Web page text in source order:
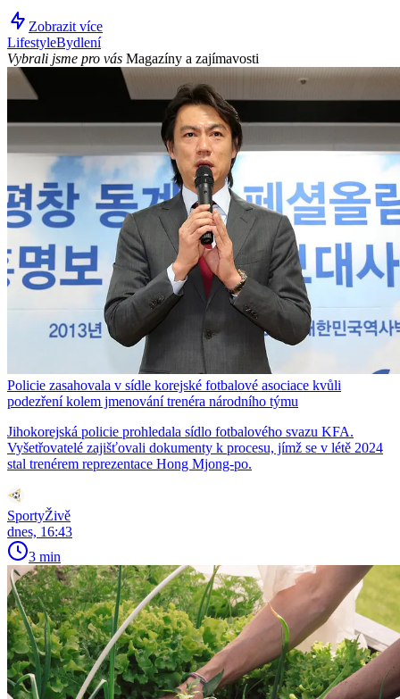
Zobrazit více
LifestyleBydlení
Vybrali jsme pro vás Magazíny a zajímavosti
Policie zasahovala v sídle korejské fotbalové asociace kvůli
podezření kolem jmenování trenéra národního týmu
Jihokorejská policie prohledala sídlo fotbalového svazu KFA.
Vyšetřovatelé zajišťovali dokumenty k procesu, jímž se v létě 2024
stal trenérem reprezentace Hong Mjong-po.
SportyŽivě
dnes, 16:43
3 min